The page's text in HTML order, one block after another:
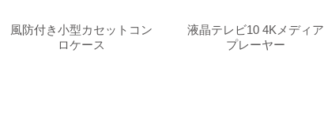
風防付き小型カセットコン
ロケース
液晶テレビ10 4Kメディア
プレーヤー